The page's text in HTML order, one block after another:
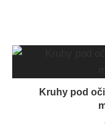
Kruhy pod